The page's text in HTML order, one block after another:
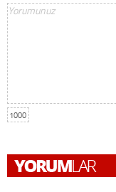
1000